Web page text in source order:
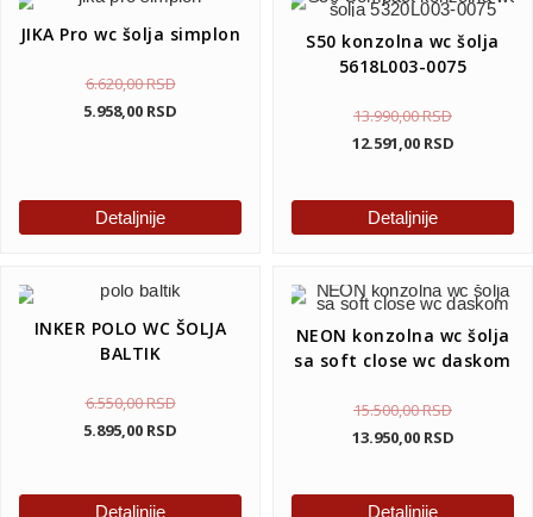
JIKA Pro wc šolja simplon
6.620,00RSD
5.958,00 RSD
Detaljnije
S50 konzolna wc šolja
5618L003-0075
13.990,00RSD
12.591,00 RSD
Detaljnije
INKER POLO WC ŠOLJA
BALTIK
6.550,00RSD
5.895,00 RSD
Detaljnije
NEON konzolna wc šolja
sa soft close wc daskom
15.500,00RSD
13.950,00 RSD
Detaljnije